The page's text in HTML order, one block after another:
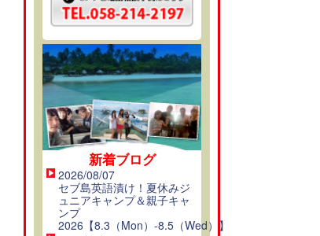
新着ブログ
2026/08/07
セブ島英語漬け！夏休みジ
ュニアキャンプ＆親子キャ
ンプ
2026【8.3（Mon）-8.5（Wed）】